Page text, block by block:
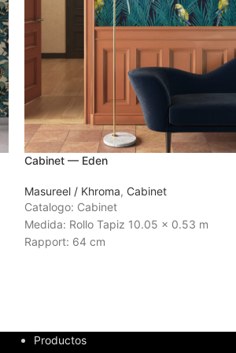
Cabinet — Eden
Masureel / Khroma, Cabinet
Catalogo: Cabinet
Medida: Rollo Tapiz 10.05 x 0.53 m
Rapport: 64 cm
Productos